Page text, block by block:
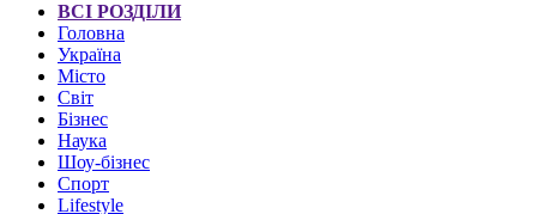
ВСІ РОЗДІЛИ
Головна
Україна
Місто
Світ
Бізнес
Наука
Шоу-бізнес
Спорт
Lifestyle